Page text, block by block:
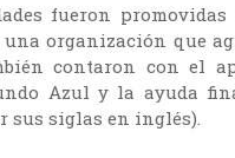
fueron
una organización que
contaron con el
Azul y la ayuda
sus siglas en inglés).